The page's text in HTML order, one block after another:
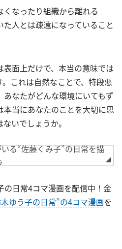
なったり組織から離れる
人とは疎遠になっていること
面上だけで、本当の意味では
これは自然なことで、特段悪
なたがどんな環境にいてもず
本当にあなたのことを大切に思
いでしょうか。
る“佐藤くみ子”の日常を描
日常4コマ漫画を配信中！金
ゆう子の日常”の4コマ漫画を